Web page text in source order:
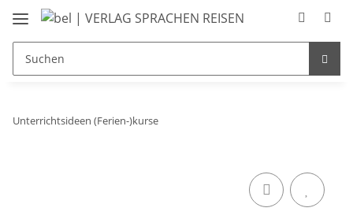
Unterrichtsideen (Ferien-)kurse